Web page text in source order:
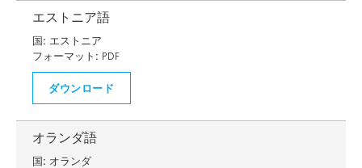
エストニア語
国: エストニア
フォーマット: PDF
ダウンロード
オランダ語
国: オランダ